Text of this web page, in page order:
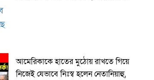
আমেরিকাকে হাতের মুঠোয় রাখতে গিয়ে
নিজেই যেভাবে নিঃস্ব হলেন নেতানিয়াহু,